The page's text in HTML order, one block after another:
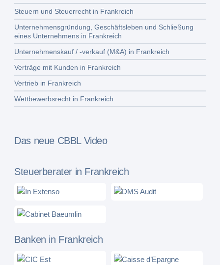
Steuern und Steuerrecht in Frankreich
Unternehmensgründung, Geschäftsleben und Schließung
eines Unternehmens in Frankreich
Unternehmenskauf / -verkauf (M&A) in Frankreich
Verträge mit Kunden in Frankreich
Vertrieb in Frankreich
Wettbewerbsrecht in Frankreich
Das neue CBBL Video
Steuerberater in Frankreich
Banken in Frankreich